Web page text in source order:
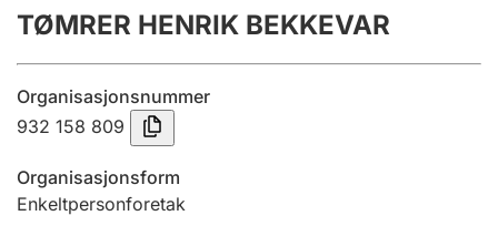
Innsending og forsinkelsesgebyr
Tinglysing
TØMRER HENRIK BEKKEVAR
Organisasjonsnummer
932 158 809
Organisasjonsform
Enkeltpersonforetak